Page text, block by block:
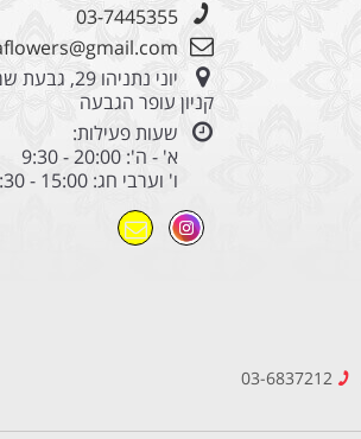
03-7445355
יוני נתניהו 29, גבעת שמואל
קניון עופר הגבעה
שעות פעילות:
א' - ה': 20:00 - 9:30
ו' וערבי חג: 15:00 - 9:30